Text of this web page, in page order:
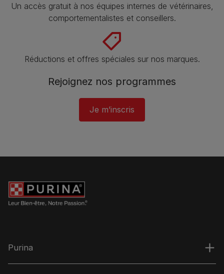
Un accès gratuit à nos équipes internes de vétérinaires,
comportementalistes et conseillers.
Réductions et offres spéciales sur nos marques​.
Rejoignez nos programmes
Je m’inscris
Purina